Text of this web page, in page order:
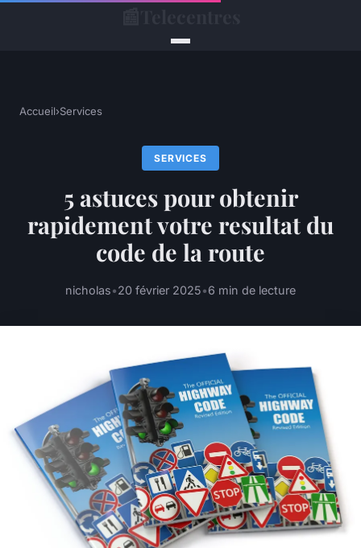
Accueil›Services
SERVICES
5 astuces pour obtenir
rapidement votre resultat du
code de la route
nicholas•20 février 2025•6 min de lecture